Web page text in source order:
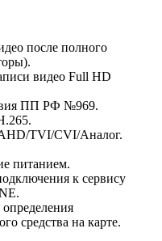
после полного
видео Full HD
ПП РФ №969.
TVI/CVI/Аналог.
питанием.
к сервису
средства на карте.